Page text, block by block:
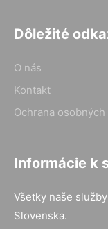
Dôležité
O nás
Kontakt
Ochrana
Informácie k
Všetky naše
Slovenska.